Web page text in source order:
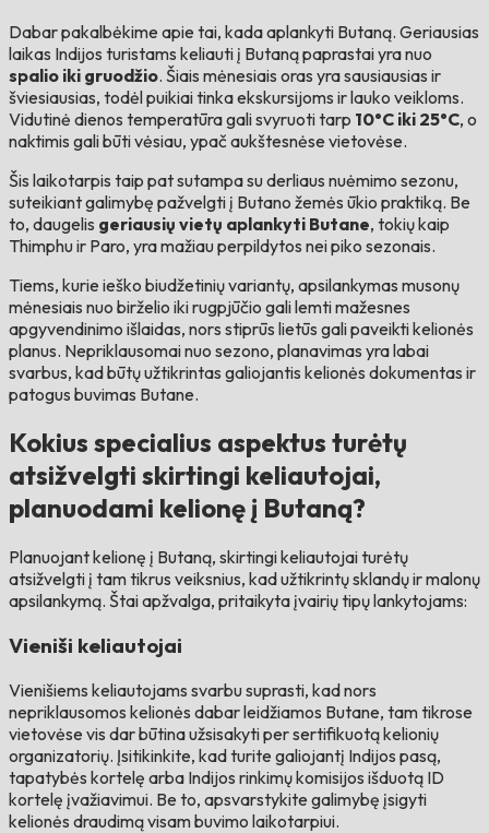
Dabar pakalbėkime apie tai, kada aplankyti Butaną. Geriausias
laikas Indijos turistams keliauti į Butaną paprastai yra nuo
spalio iki gruodžio. Šiais mėnesiais oras yra sausiausias ir
šviesiausias, todėl puikiai tinka ekskursijoms ir lauko veikloms.
Vidutinė dienos temperatūra gali svyruoti tarp 10°C iki 25°C, o
naktimis gali būti vėsiau, ypač aukštesnėse vietovėse.
Šis laikotarpis taip pat sutampa su derliaus nuėmimo sezonu,
suteikiant galimybę pažvelgti į Butano žemės ūkio praktiką. Be
to, daugelis geriausių vietų aplankyti Butane, tokių kaip
Thimphu ir Paro, yra mažiau perpildytos nei piko sezonais.
Tiems, kurie ieško biudžetinių variantų, apsilankymas musonų
mėnesiais nuo birželio iki rugpjūčio gali lemti mažesnes
apgyvendinimo išlaidas, nors stiprūs lietūs gali paveikti kelionės
planus. Nepriklausomai nuo sezono, planavimas yra labai
svarbus, kad būtų užtikrintas galiojantis kelionės dokumentas ir
patogus buvimas Butane.
Kokius specialius aspektus turėtų
atsižvelgti skirtingi keliautojai,
planuodami kelionę į Butaną?
Planuojant kelionę į Butaną, skirtingi keliautojai turėtų
atsižvelgti į tam tikrus veiksnius, kad užtikrintų sklandų ir malonų
apsilankymą. Štai apžvalga, pritaikyta įvairių tipų lankytojams:
Vieniši keliautojai
Vienišiems keliautojams svarbu suprasti, kad nors
nepriklausomos kelionės dabar leidžiamos Butane, tam tikrose
vietovėse vis dar būtina užsisakyti per sertifikuotą kelionių
organizatorių. Įsitikinkite, kad turite galiojantį Indijos pasą,
tapatybės kortelę arba Indijos rinkimų komisijos išduotą ID
kortelę įvažiavimui. Be to, apsvarstykite galimybę įsigyti
kelionės draudimą visam buvimo laikotarpiui.